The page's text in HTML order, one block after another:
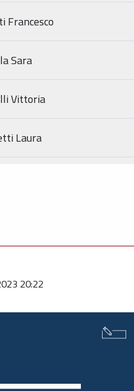
Francesco
Sara
Vittoria
Laura
20:22